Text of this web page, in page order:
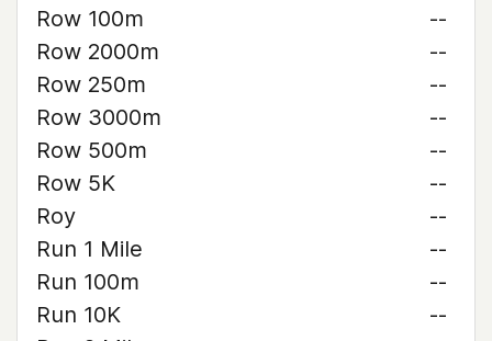
Row 100m
--
Row 2000m
--
Row 250m
--
Row 3000m
--
Row 500m
--
Row 5K
--
Roy
--
Run 1 Mile
--
Run 100m
--
Run 10K
--